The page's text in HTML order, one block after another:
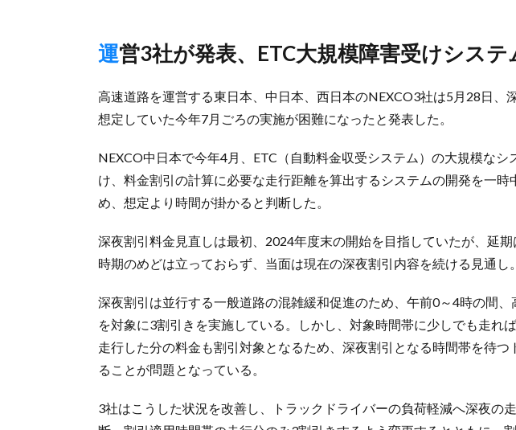
運営3社が発表、ETC大規模障害受けシス
高速道路を運営する東日本、中日本、西日本のNEXCO3社は5月28日、
想定していた今年7月ごろの実施が困難になったと発表した。
NEXCO中日本で今年4月、ETC（自動料金収受システム）の大規模なシ
け、料金割引の計算に必要な走行距離を算出するシステムの開発を一時
め、想定より時間が掛かると判断した。
深夜割引料金見直しは最初、2024年度末の開始を目指していたが、延
時期のめどは立っておらず、当面は現在の深夜割引内容を続ける見通し。
深夜割引は並行する一般道路の混雑緩和促進のため、午前0～4時の間
を対象に3割引きを実施している。しかし、対象時間帯に少しでも走れ
走行した分の料金も割引対象となるため、深夜割引となる時間帯を待つ
ることが問題となっている。
3社はこうした状況を改善し、トラックドライバーの負荷軽減へ深夜の